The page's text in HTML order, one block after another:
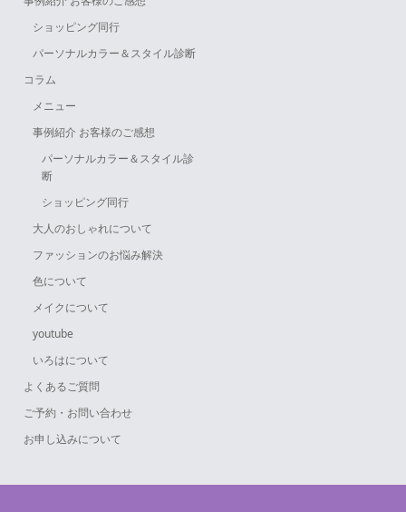
ショッピング同行
パーソナルカラー＆スタイル診断
コラム
メニュー
事例紹介 お客様のご感想
パーソナルカラー＆スタイル診
断
ショッピング同行
大人のおしゃれについて
ファッションのお悩み解決
色について
メイクについて
youtube
いろはについて
よくあるご質問
ご予約・お問い合わせ
お申し込みについて